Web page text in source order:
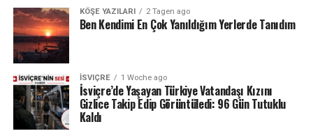
karşıya.
24 Temmuz ölçümlerinde göl seviyesi denizden 742,13
metre, çıkıştaki su debisi ise yalnızca saniyede 1,2
metreküp olarak kaydedildi. Su seviyesinin düşmesi
nedeniyle göldeki tekne seferleri de durduruldu.
Lac des Brenets daha önce de uzun kuraklık
KÖŞE YAZILARI 2 Tagen ago
Ben Kendimi En Çok Yanıldığım Yerlerde Tanıdım
İSVIÇRE 1 Woche ago
İsviçre’de Yaşayan Türkiye Vatandaşı Kızını
Gizlice Takip Edip Görüntüledi: 96 Gün Tutuklu
Kaldı